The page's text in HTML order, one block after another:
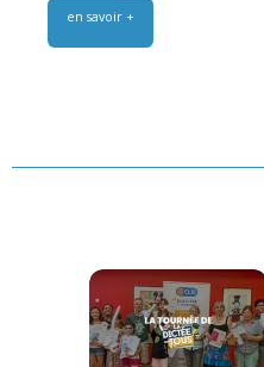
en savoir +